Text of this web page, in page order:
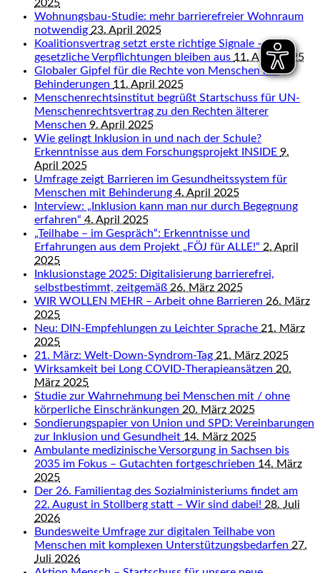
2025
Wohnungsbau-Studie: mehr barrierefreier Wohnraum
notwendig 23. April 2025
Koalitionsvertrag setzt erste richtige Signale – aber
gesetzliche Verpflichtungen bleiben aus 11. April 2025
Globaler Gipfel für die Rechte von Menschen mit
Behinderungen 11. April 2025
Menschenrechtsinstitut begrüßt Startschuss für UN-
Menschenrechtsvertrag zu den Rechten älterer
Menschen 9. April 2025
Wie gelingt Inklusion in und nach der Schule?
Erkenntnisse aus dem Forschungsprojekt INSIDE 9.
April 2025
Umfrage zeigt Barrieren im Gesundheitssystem für
Menschen mit Behinderung 4. April 2025
Interview: „Inklusion kann man nur durch Begegnung
erfahren“ 4. April 2025
„Teilhabe – im Gespräch“: Erkenntnisse und
Erfahrungen aus dem Projekt „FÖJ für ALLE!“ 2. April
2025
Inklusionstage 2025: Digitalisierung barrierefrei,
selbstbestimmt, zeitgemäß 26. März 2025
WIR WOLLEN MEHR – Arbeit ohne Barrieren 26. März
2025
Neu: DIN-Empfehlungen zu Leichter Sprache 21. März
2025
21. März: Welt-Down-Syndrom-Tag 21. März 2025
Wirksamkeit bei Long COVID-Therapieansätzen 20.
März 2025
Studie zur Wahrnehmung bei Menschen mit / ohne
körperliche Einschränkungen 20. März 2025
Sondierungspapier von Union und SPD: Vereinbarungen
zur Inklusion und Gesundheit 14. März 2025
Ambulante medizinische Versorgung in Sachsen bis
2035 im Fokus – Gutachten fortgeschrieben 14. März
2025
Der 26. Familientag des Sozialministeriums findet am
22. August in Stollberg statt – Wir sind dabei! 28. Juli
2026
Bundesweite Umfrage zur digitalen Teilhabe von
Menschen mit komplexen Unterstützungsbedarfen 27.
Juli 2026